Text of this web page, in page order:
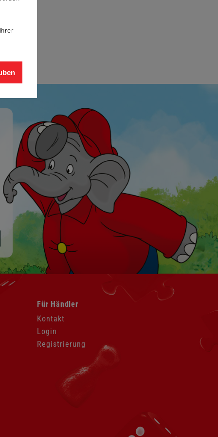
Navigation
überspringen
Für Händler
Kontakt
Login
Registrierung